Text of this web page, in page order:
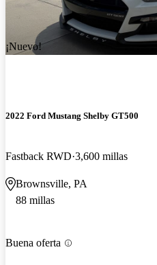
¡Nuevo!
2022 Ford Mustang Shelby GT500
Fastback RWD 3,600 millas
Brownsville, PA
88 millas
Buena oferta